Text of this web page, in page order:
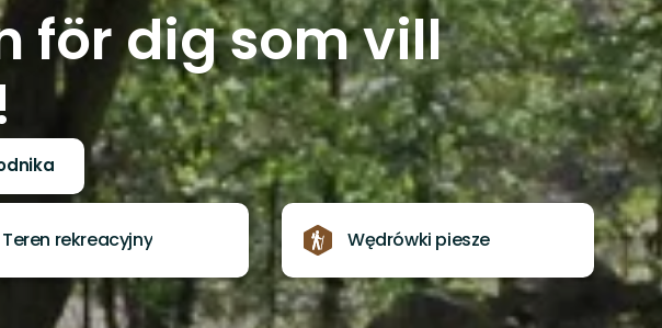
för dig som vill
Teren rekreacyjny Wędrówki piesze